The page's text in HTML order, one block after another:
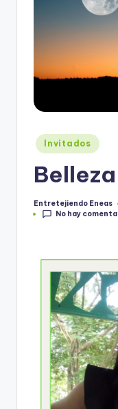
Invitados
Entretejiendo Eneas
No hay